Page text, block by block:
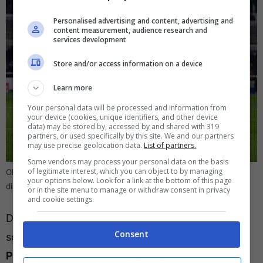
Olympique Marsiglia-Atalanta, le probabili formazioni –
direttagoal.it (foto Ansa)
Due ex Serie A nell’undici titolare del Marsiglia
schierato da De Zerbi. In difesa ci sarà
PavardmentreTimothy Weahe Paixao
Personalised advertising and content, advertising and
content measurement, audience research and
services development
Store and/or access information on a device
Learn more
Your personal data will be processed and information from
your device (cookies, unique identifiers, and other device
data) may be stored by, accessed by and shared with 319
partners, or used specifically by this site. We and our partners
may use precise geolocation data. List of partners.
Some vendors may process your personal data on the basis
of legitimate interest, which you can object to by managing
your options below. Look for a link at the bottom of this page
or in the site menu to manage or withdraw consent in privacy
and cookie settings.
Consent